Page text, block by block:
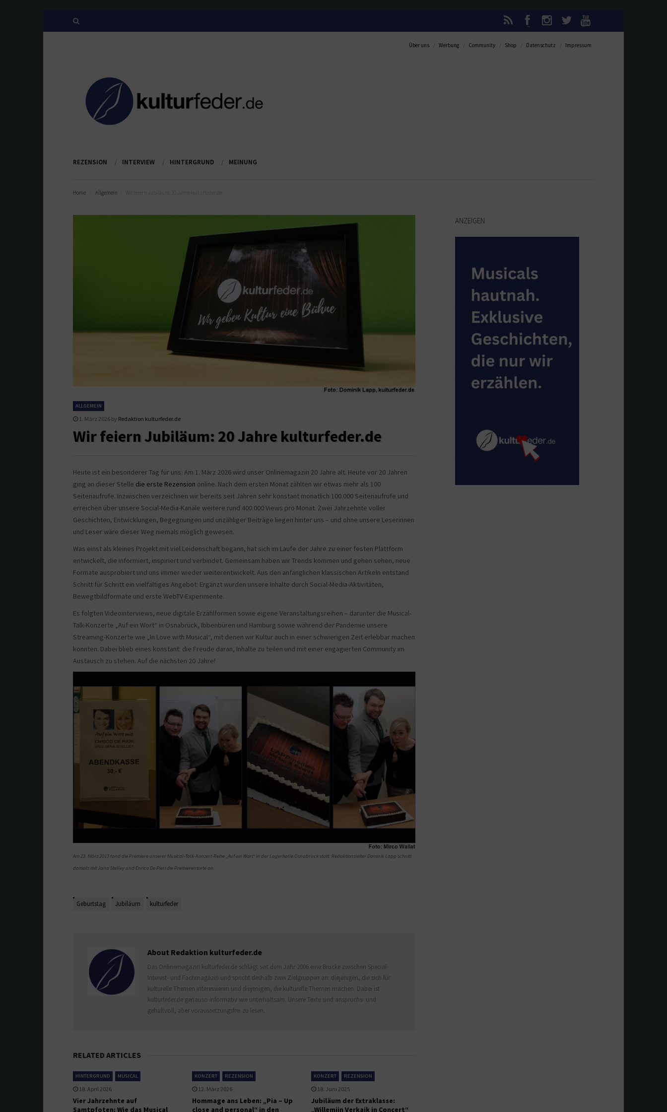
Über uns Werbung Community Shop Datenschutz Impressum
REZENSION INTERVIEW HINTERGRUND MEINUNG
Home Allgemein Wir feiern Jubiläum: 20 Jahre kulturfeder.de
ALLGEMEIN
1. März 2026 by Redaktion kulturfeder.de
Wir feiern Jubiläum: 20 Jahre kulturfeder.de
Heute ist ein besonderer Tag für uns: Am 1. März 2026 wird unser Onlinemagazin 20 Jahre alt. Heute vor 20 Jahren
ging an dieser Stelle die erste Rezension online. Nach dem ersten Monat zählten wir etwas mehr als 100
Seitenaufrufe. Inzwischen verzeichnen wir bereits seit Jahren sehr konstant monatlich 100.000 Seitenaufrufe und
erreichen über unsere Social-Media-Kanäle weitere rund 400.000 Views pro Monat. Zwei Jahrzehnte voller
Geschichten, Entwicklungen, Begegnungen und unzähliger Beiträge liegen hinter uns – und ohne unsere Leserinnen
und Leser wäre dieser Weg niemals möglich gewesen.
Was einst als kleines Projekt mit viel Leidenschaft begann, hat sich im Laufe der Jahre zu einer festen Plattform
entwickelt, die informiert, inspiriert und verbindet. Gemeinsam haben wir Trends kommen und gehen sehen, neue
Formate ausprobiert und uns immer wieder weiterentwickelt. Aus den anfänglichen klassischen Artikeln entstand
Schritt für Schritt ein vielfältiges Angebot: Ergänzt wurden unsere Inhalte durch Social-Media-Aktivitäten,
Bewegtbildformate und erste WebTV-Experimente.
Es folgten Videointerviews, neue digitale Erzählformen sowie eigene Veranstaltungsreihen – darunter die Musical-
Talk-Konzerte „Auf ein Wort“ in Osnabrück, Ibbenbüren und Hamburg sowie während der Pandemie unsere
Streaming-Konzerte wie „In Love with Musical“, mit denen wir Kultur auch in einer schwierigen Zeit erlebbar machen
konnten. Dabei blieb eines konstant: die Freude daran, Inhalte zu teilen und mit einer engagierten Community im
Austausch zu stehen. Auf die nächsten 20 Jahre!
Am 23. März 2013 fand die Premiere unserer Musical-Talk-Konzert-Reihe „Auf ein Wort“ in der Lagerhalle Osnabrück statt. Redaktionsleiter Dominik Lapp schnitt
damals mit Jana Stelley und Enrico De Pieri die Premierentorte an.
Geburtstag Jubiläum kulturfeder
About Redaktion kulturfeder.de
Das Onlinemagazin kulturfeder.de schlägt seit dem Jahr 2006 eine Brücke zwischen Special-
Interest- und Fachmagazin und spricht deshalb zwei Zielgruppen an: diejenigen, die sich für
kulturelle Themen interessieren und diejenigen, die kulturelle Themen machen. Dabei ist
kulturfeder.de genauso informativ wie unterhaltsam. Unsere Texte sind anspruchs- und
gehaltvoll, aber voraussetzungsfrei zu lesen.
RELATED ARTICLES
HINTERGRUND MUSICAL
18. April 2026
Vier Jahrzehnte auf
Samtpfoten: Wie das Musical
KONZERT REZENSION
12. März 2026
Hommage ans Leben: „Pia – Up
close and personal“ in den
KONZERT REZENSION
18. Juni 2025
Jubiläum der Extraklasse:
„Willemijn Verkaik in Concert“
ANZEIGEN